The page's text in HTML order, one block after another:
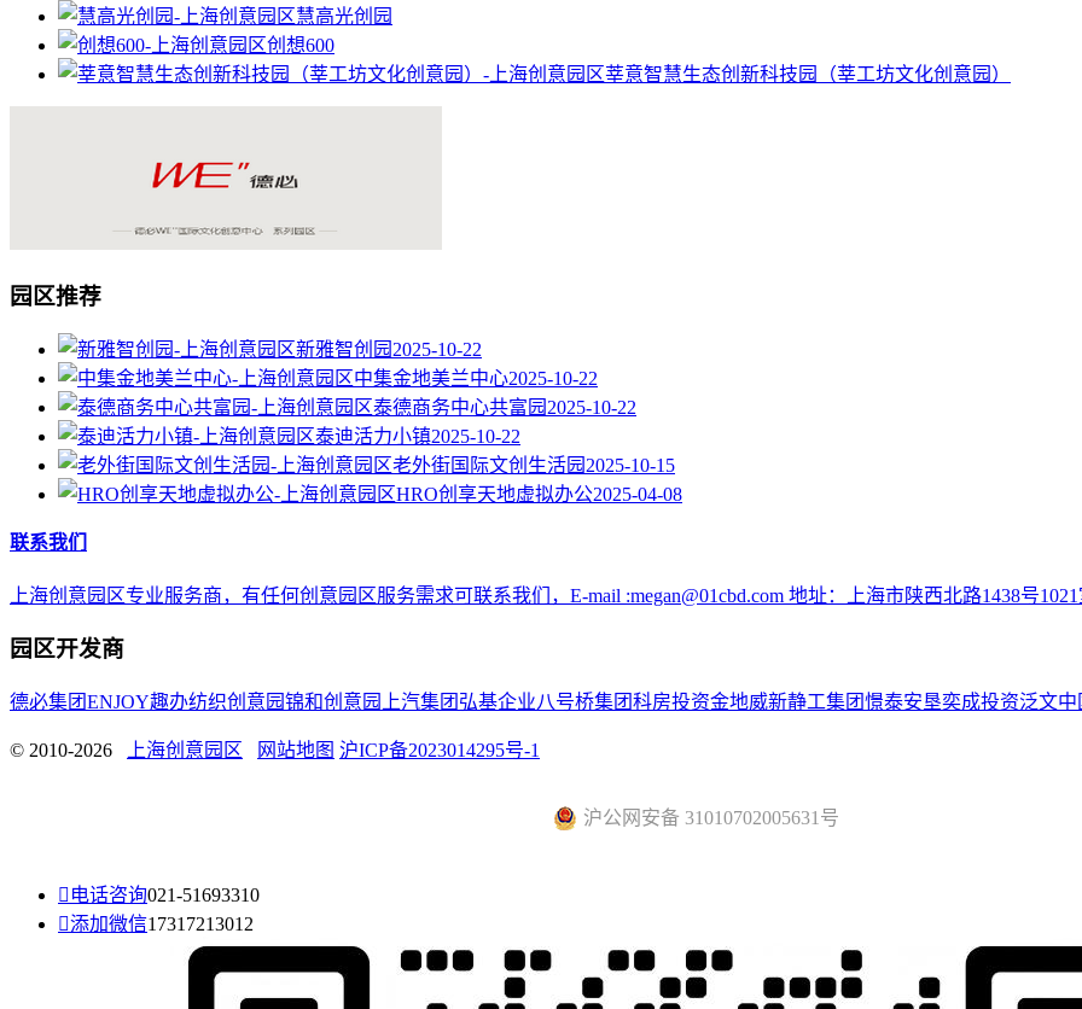
慧高光创园
创想600
莘意智慧生态创新科技园（莘工坊文化创意园）
园区推荐
新雅智创园 2025-10-22
中集金地美兰中心2025-10-22
泰德商务中心共富园 2025-10-22
泰迪活力小镇2025-10-22
老外街国际文创生活园 2025-10-15
HRO创享天地虚拟办公2025-04-08
联系我们
上海创意园区专业服务商，有任何创意园区服务需求可联系我们，E-mail :megan@01cbd.com 地址：上海市陕西北路1438号
园区开发商
德必集团ENJOY趣办纺织创意园锦和创意园 上汽集团 弘基企业八号桥集团科房投资金地威新静工集团憬泰安垦奕成投资泛文中
© 2010-2026 上海创意园区 网站地图 沪ICP备2023014295号-1
沪公网安备 31010702005631号
 电话咨询021-51693310
添加微信17317213012